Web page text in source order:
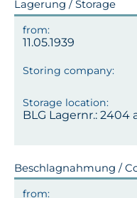
Lagerung / Storage
11.05.1939
BLG Lagernr.: 2404
Beschlagnahmung /